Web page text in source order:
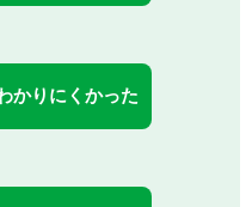
かりにくかった